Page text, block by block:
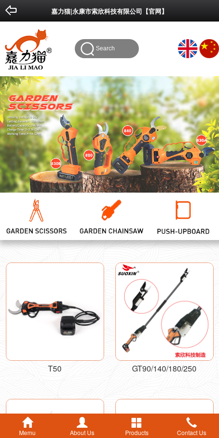
嘉力猫|永康市索欣科技有限公司【官网】
T50 GT90/140/180/250
Memu About Us Products Contact Us
Done